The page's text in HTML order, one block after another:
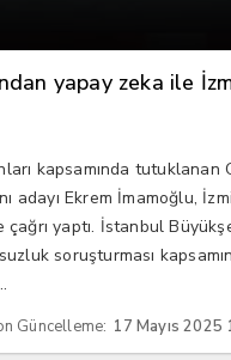
yapay zeka ile
kapsamında tutuklanan
adayı Ekrem İmamoğlu,
çağrı yaptı. İstanbul
soruşturması
Güncelleme: 17 Mayıs 2025